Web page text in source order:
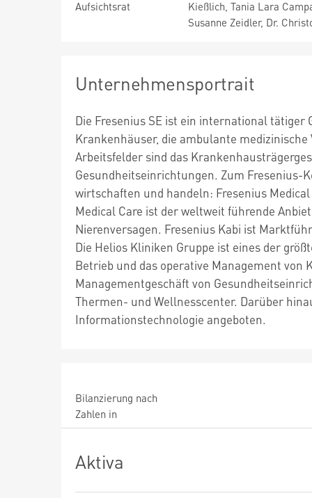
Aufsichtsrat
Kießlich, Tania Lara
Susanne Zeidler, Dr.
Unternehmensportrait
Die Fresenius SE ist ein international
Krankenhäuser, die ambulante
Arbeitsfelder sind das
Gesundheitseinrichtungen. Zum
wirtschaften und handeln: Fresenius
Medical Care ist der weltweit führende
Nierenversagen. Fresenius Kabi ist
Die Helios Kliniken Gruppe ist eines der
Betrieb und das operative Management
Managementgeschäft von
Thermen- und Wellnesscenter. Darüber
Informationstechnologie angeboten.
Bilanzierung nach
Zahlen in
Aktiva